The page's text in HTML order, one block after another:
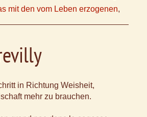
mit den vom Leben erzogenen,
in Richtung Weisheit,
mehr zu brauchen.